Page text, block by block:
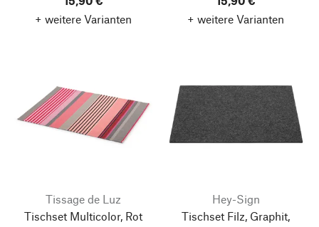
+ weitere Varianten
+ weitere Varianten
Tissage de Luz
Tischset Multicolor, Rot
Hey-Sign
Tischset Filz, Graphit,